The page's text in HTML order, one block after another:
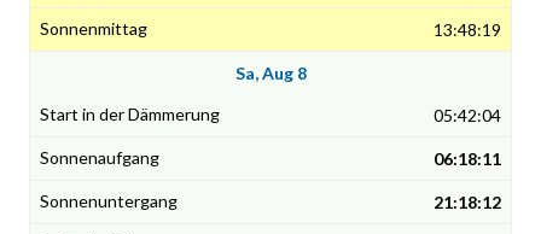
13:48:19
Sa, Aug 8
05:42:04
06:18:11
21:18:12